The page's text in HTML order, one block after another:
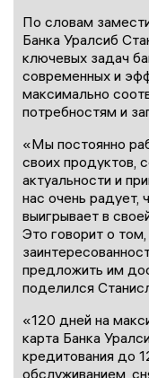
По словам
Банка Уралсиб
ключевых задач
современных и
максимально
потребностям и
«Мы постоянно
своих продуктов,
актуальности и
нас очень радует,
выигрывает в
Это говорит о
предложить им
поделился
«120 дней на
карта Банка
кредитования до
обслуживанием,